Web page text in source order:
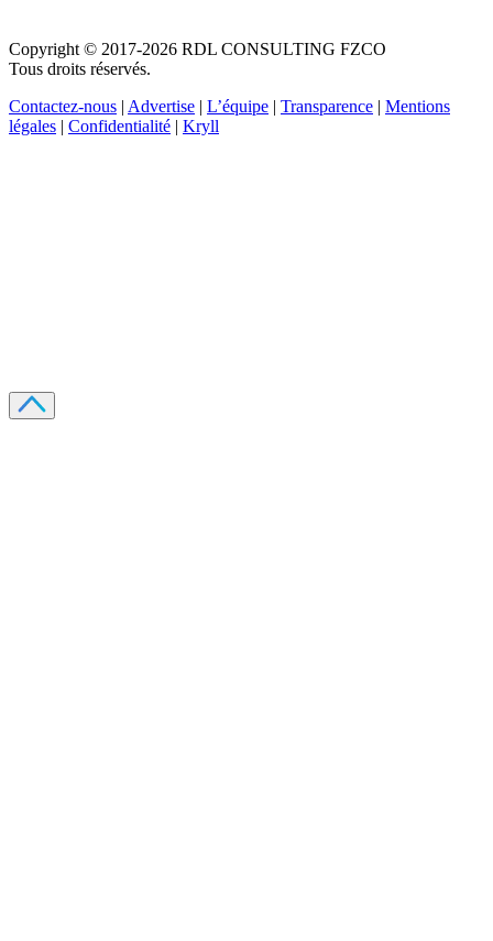
Copyright © 2017-2026 RDL CONSULTING FZCO
Tous droits réservés.
Contactez-nous | Advertise | L’équipe | Transparence | Mentions
légales | Confidentialité | Kryll